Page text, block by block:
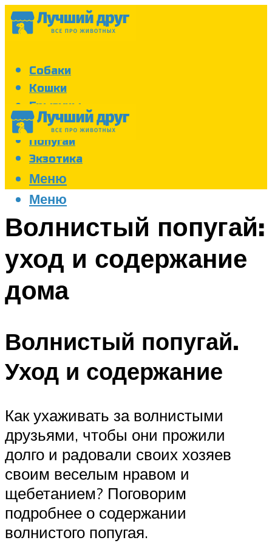
Собаки
Кошки
Грызуны
Аквариум
Попугаи
Экзотика
Меню
Меню
Волнистый попугай:
уход и содержание
дома
Волнистый попугай.
Уход и содержание
Как ухаживать за волнистыми
друзьями, чтобы они прожили
долго и радовали своих хозяев
своим веселым нравом и
щебетанием? Поговорим
подробнее о содержании
волнистого попугая.